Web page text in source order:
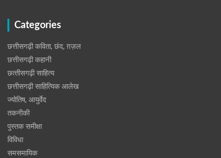
Categories
छत्तीसगढ़ी कविता, छंद, ग़ज़ल
छत्तीसगढ़ी कहानी
छत्‍तीसगढ़ी साहित्‍य
छत्तीसगढ़ी साहित्यिक आलेख
ज्योतिष, आयुर्वेद
तकनीकी
पुस्‍तक समीक्षा
विविधा
समसमायिक